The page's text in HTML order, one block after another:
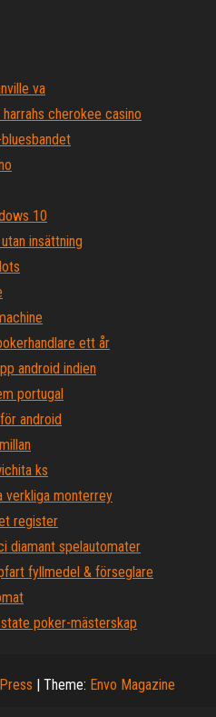
va
cherokee casino
10
insättning
ett år
android indien
portugal
android
ks
verkliga monterrey
register
diamant spelautomater
fyllmedel & förseglare
poker-mästerskap
| Theme: Envo Magazine